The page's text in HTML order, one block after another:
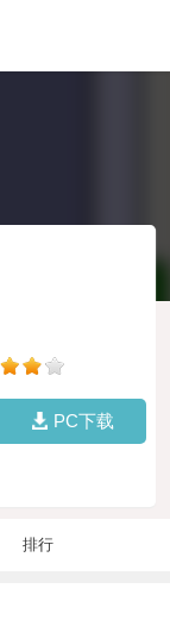
PC下载
排行